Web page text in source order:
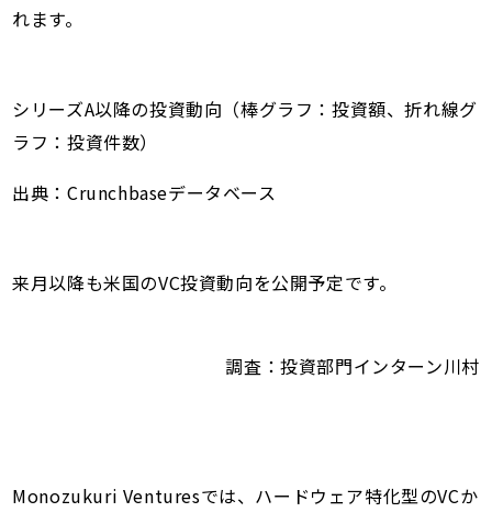
れます。
シリーズA以降の投資動向（棒グラフ：投資額、折れ線グ
ラフ：投資件数）
出典：Crunchbaseデータベース
来月以降も米国のVC投資動向を公開予定です。
調査：投資部門インターン川村
Monozukuri Venturesでは、ハードウェア特化型のVCか